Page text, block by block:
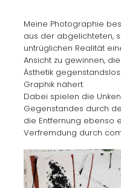
Meine Photographie
aus der abgelichteten,
untrüglichen Realität
Ansicht zu gewinnen,
Ästhetik
Graphik nähert.
Dabei spielen die
Gegenstandes durch
die Entfernung ebenso
Verfremdung durch